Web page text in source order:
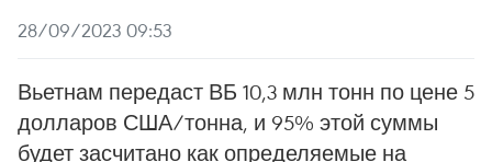
28/09/2023 09:53
Вьетнам передаст ВБ 10,3 млн тонн по цене 5
долларов США/тонна, и 95% этой суммы
будет засчитано как определяемые на